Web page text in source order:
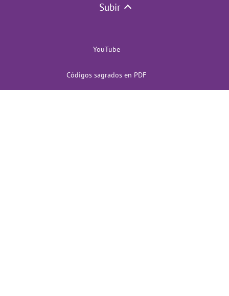
Subir
YouTube
Códigos sagrados en PDF